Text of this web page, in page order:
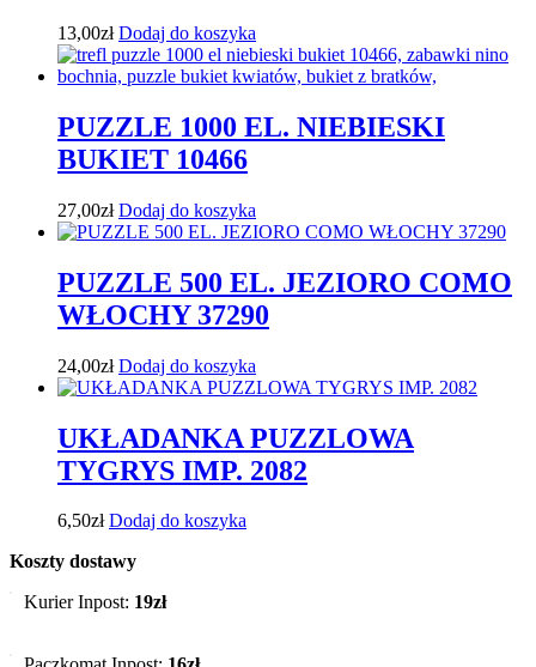
13,00zł Dodaj do koszyka
PUZZLE 1000 EL. NIEBIESKI
BUKIET 10466
27,00zł Dodaj do koszyka
PUZZLE 500 EL. JEZIORO COMO
WŁOCHY 37290
24,00zł Dodaj do koszyka
UKŁADANKA PUZZLOWA
TYGRYS IMP. 2082
6,50zł Dodaj do koszyka
Koszty dostawy
Kurier Inpost: 19zł